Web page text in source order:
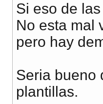
Si eso de
No esta mal
pero hay
Seria bueno
plantillas.